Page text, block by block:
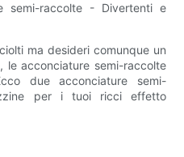
semi-raccolte - Divertenti e
ma desideri comunque un
le acconciature semi-raccolte
due acconciature semi-
per i tuoi ricci effetto